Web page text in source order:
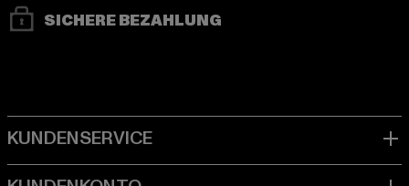
SICHERE BEZAHLUNG